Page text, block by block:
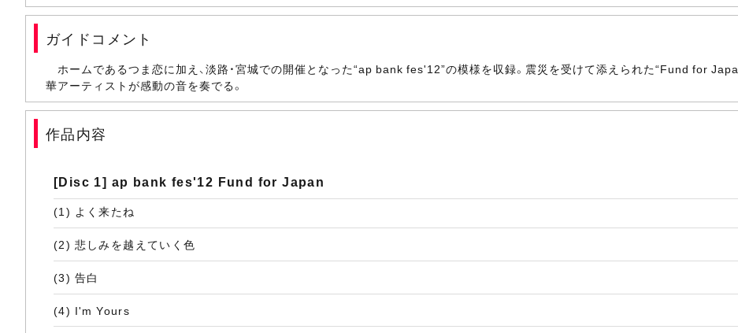
ガイドコメント
ホームであるつま恋に加え、淡路・宮城での開催となった“ap bank fes'12”の模様を収録。震災を受けて添えられた“Fund for
華アーティストが感動の音を奏でる。
作品内容
[Disc 1] ap bank fes'12 Fund for Japan
(1) よく来たね
(2) 悲しみを越えていく色
(3) 告白
(4) I'm Yours